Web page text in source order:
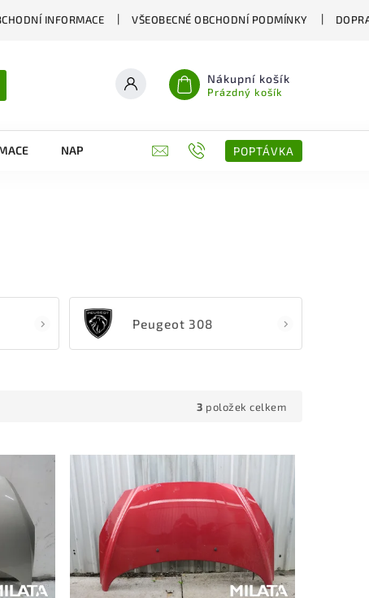
INFORMACE VŠEOBECNÉ OBCHODNÍ PODMÍNKY
Nákupní košík
Prázdný košík
NAPIŠTE NÁM KONTAKTY POPTÁVKA
Peugeot 308
3 položek celkem